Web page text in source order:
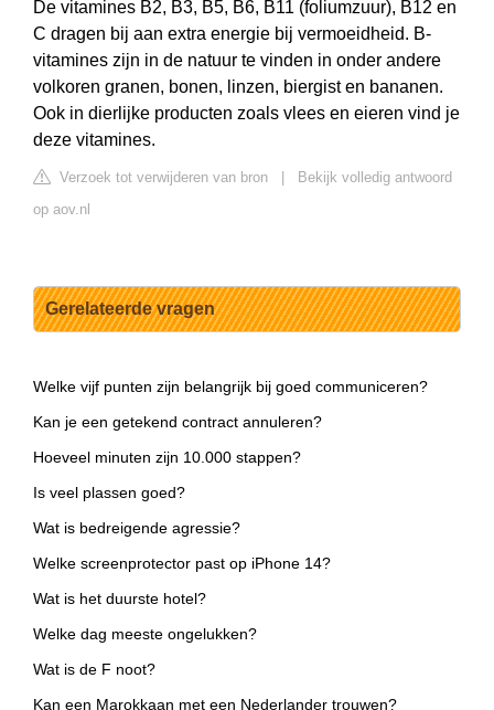
De vitamines B2, B3, B5, B6, B11 (foliumzuur), B12 en
C dragen bij aan extra energie bij vermoeidheid. B-
vitamines zijn in de natuur te vinden in onder andere
volkoren granen, bonen, linzen, biergist en bananen.
Ook in dierlijke producten zoals vlees en eieren vind je
deze vitamines.
Verzoek tot verwijderen van bron
Bekijk volledig antwoord
op aov.nl
Gerelateerde vragen
Welke vijf punten zijn belangrijk bij goed communiceren?
Kan je een getekend contract annuleren?
Hoeveel minuten zijn 10.000 stappen?
Is veel plassen goed?
Wat is bedreigende agressie?
Welke screenprotector past op iPhone 14?
Wat is het duurste hotel?
Welke dag meeste ongelukken?
Wat is de F noot?
Kan een Marokkaan met een Nederlander trouwen?